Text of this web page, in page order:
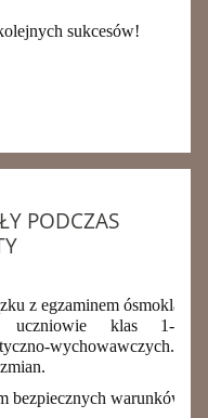
sukcesów!
PODCZAS
z egzaminem
uczniowie klas 1-
wychowawczych.
bezpiecznych warunków